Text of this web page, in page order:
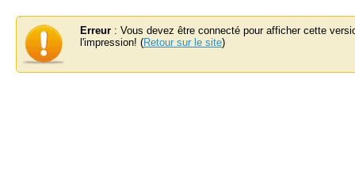
Erreur : Vous devez être connecté pour afficher cette
l'impression! (Retour sur le site)